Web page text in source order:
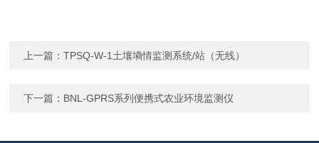
上一篇：TPSQ-W-1土壤墒情监测系统/站（无线）
下一篇： BNL-GPRS系列便携式农业环境监测仪